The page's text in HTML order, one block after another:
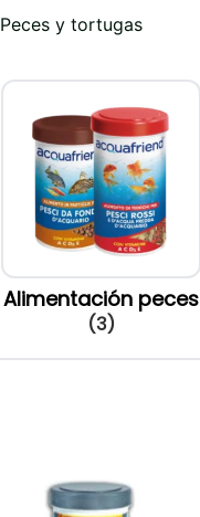
Peces y tortugas
Alimentación peces
(3)